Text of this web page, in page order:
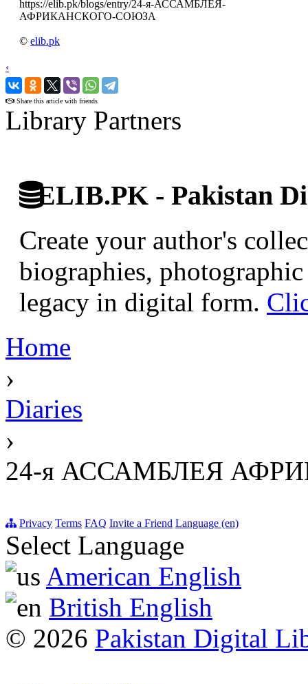
https://elib.pk/blogs/entry/24-я-АССАМБЛЕЯ-
АФРИКАНСКОГО-СОЮЗА
© elib.pk
‹
›
Share this article with friends
Library Partners
ELIB.PK - Pakistan
Create your author's
biographies,
legacy in digital form.
Home
›
Diaries
›
24-я АССАМБЛЕЯ
Privacy Terms FAQ Invite a Friend Language (en)
Select Language
American English
British English
© 2026 Pakistan Digital